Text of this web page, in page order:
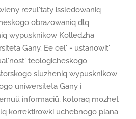
rezul'taty issledowaniq
obrazowaniq dlq
wypusknikow Kolledzha
Gany. Ee cel' - ustanowit'
teologicheskogo
sluzheniq wypusknikow
uniwersiteta Gany i
informaciü, kotoraq mozhet
korrektirowki uchebnogo plana